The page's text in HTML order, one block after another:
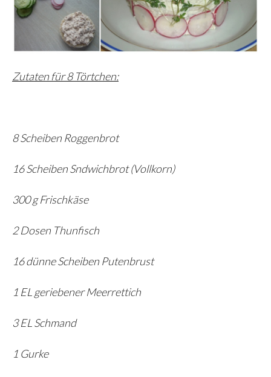
Zutaten für 8 Törtchen:
8 Scheiben Roggenbrot
16 Scheiben Sndwichbrot (Vollkorn)
300 g Frischkäse
2 Dosen Thunfisch
16 dünne Scheiben Putenbrust
1 EL geriebener Meerrettich
3 EL Schmand
1 Gurke